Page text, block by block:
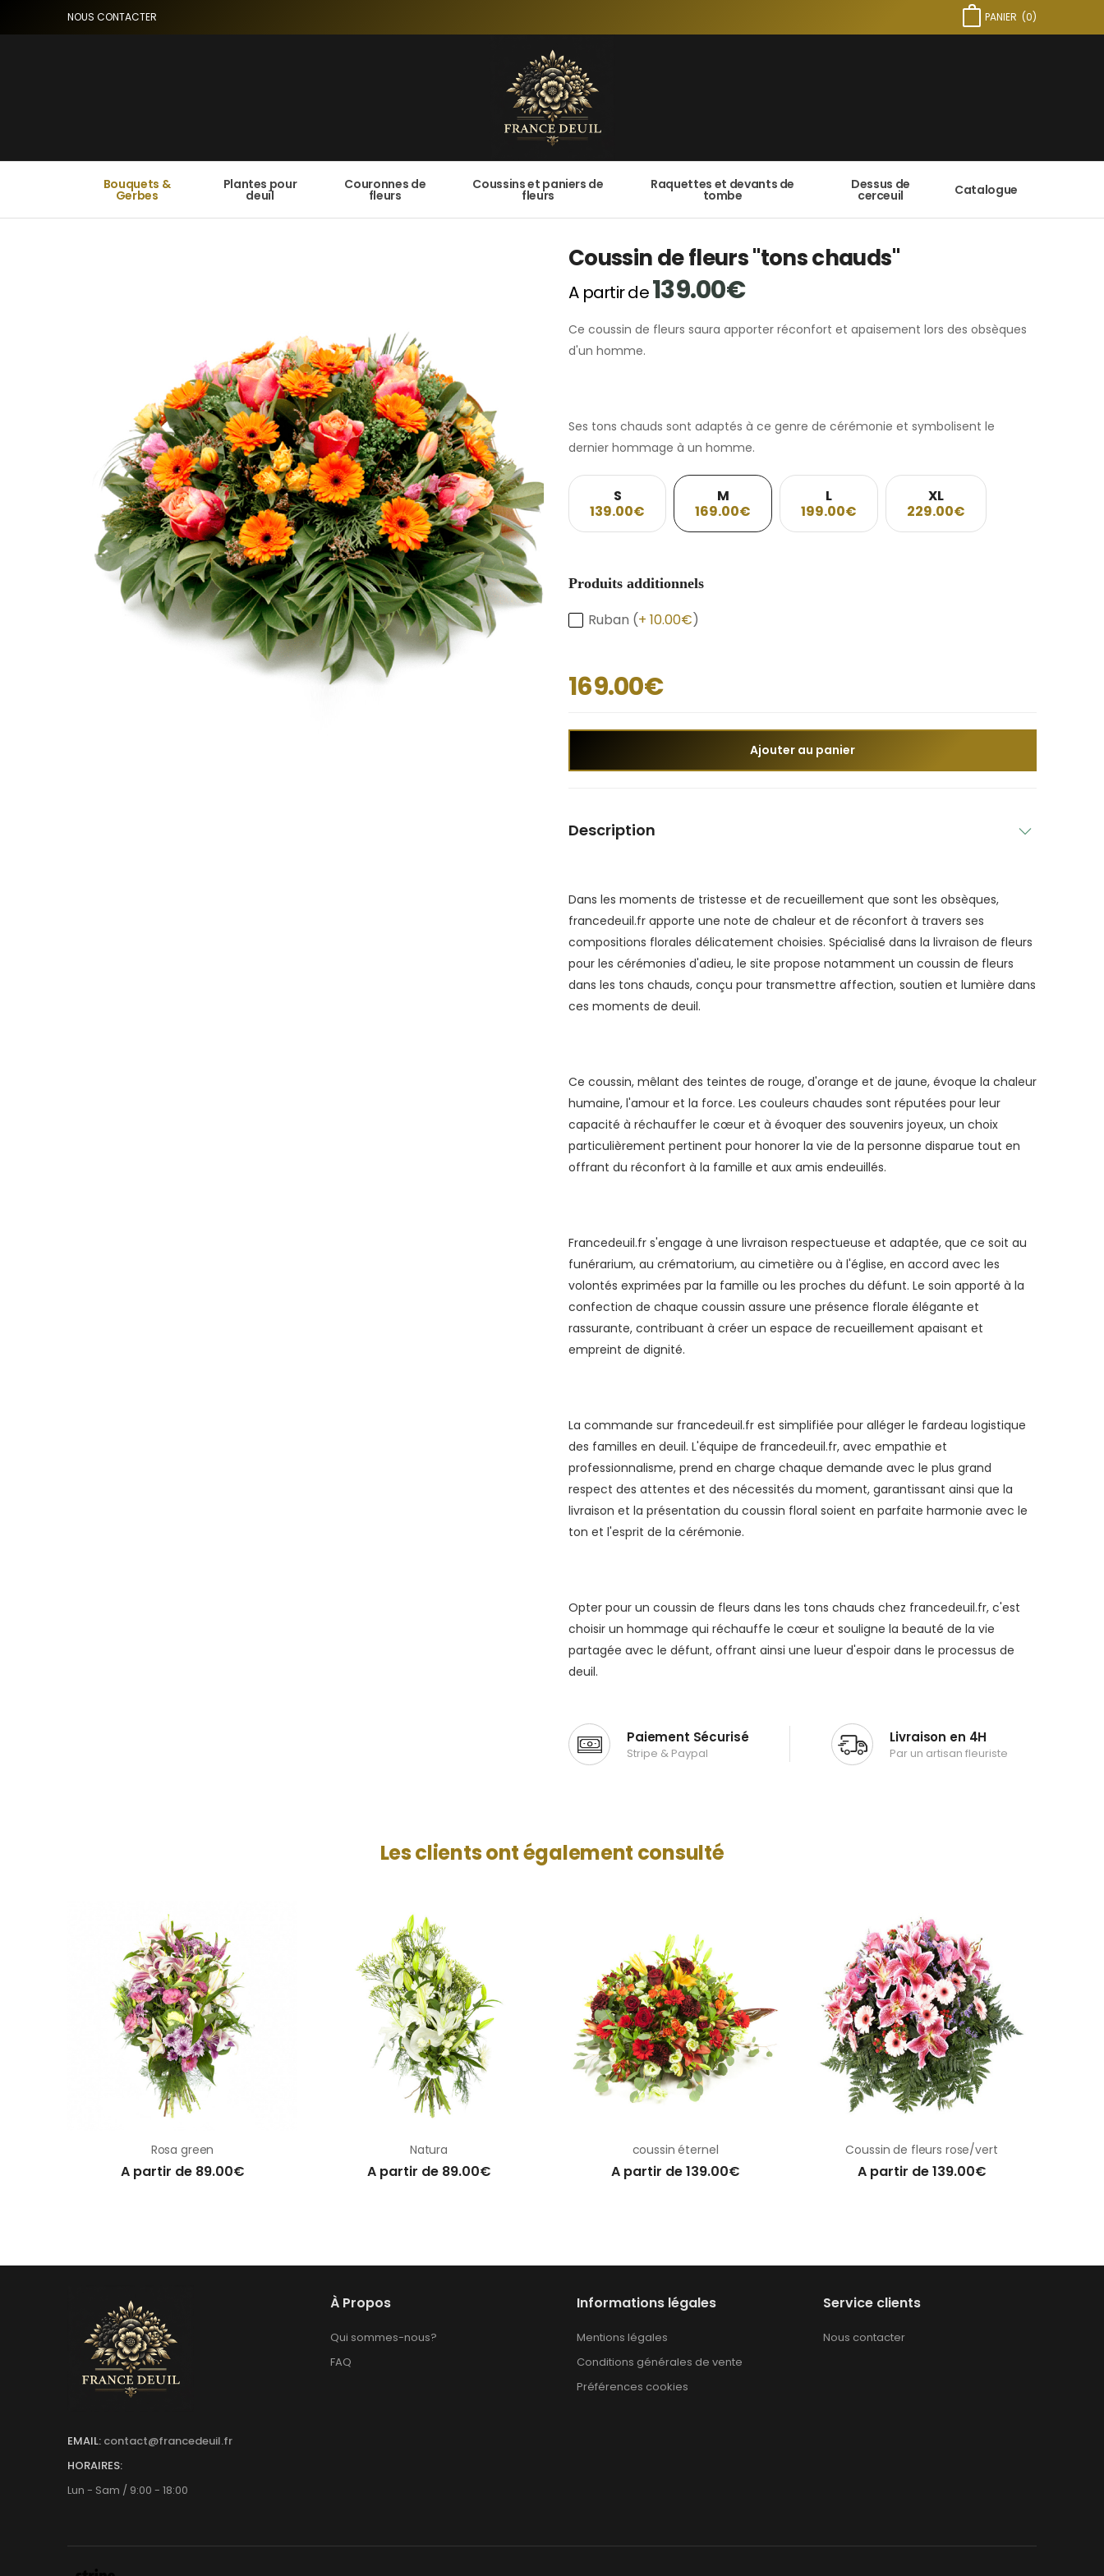
NOUS CONTACTER PANIER (0)
Bouquets &
Gerbes
Plantes pour
deuil
Couronnes de
fleurs
Coussins et paniers de
fleurs
Raquettes et devants de
tombe
Dessus de
cerceuil Catalogue
Coussin de fleurs "tons chauds"
A partir de139.00€
Ce coussin de fleurs saura apporter réconfort et apaisement lors des obsèques
d'un homme.
Ses tons chauds sont adaptés à ce genre de cérémonie et symbolisent le
dernier hommage à un homme.
S
139.00€
M
169.00€
L
199.00€
XL
229.00€
Produits additionnels
Ruban (+ 10.00€)
169.00€
Ajouter au panier
Description
Dans les moments de tristesse et de recueillement que sont les obsèques,
francedeuil.fr apporte une note de chaleur et de réconfort à travers ses
compositions florales délicatement choisies. Spécialisé dans la livraison de fleurs
pour les cérémonies d'adieu, le site propose notamment un coussin de fleurs
dans les tons chauds, conçu pour transmettre affection, soutien et lumière dans
ces moments de deuil.
Ce coussin, mêlant des teintes de rouge, d'orange et de jaune, évoque la chaleur
humaine, l'amour et la force. Les couleurs chaudes sont réputées pour leur
capacité à réchauffer le cœur et à évoquer des souvenirs joyeux, un choix
particulièrement pertinent pour honorer la vie de la personne disparue tout en
offrant du réconfort à la famille et aux amis endeuillés.
Francedeuil.fr s'engage à une livraison respectueuse et adaptée, que ce soit au
funérarium, au crématorium, au cimetière ou à l'église, en accord avec les
volontés exprimées par la famille ou les proches du défunt. Le soin apporté à la
confection de chaque coussin assure une présence florale élégante et
rassurante, contribuant à créer un espace de recueillement apaisant et
empreint de dignité.
La commande sur francedeuil.fr est simplifiée pour alléger le fardeau logistique
des familles en deuil. L'équipe de francedeuil.fr, avec empathie et
professionnalisme, prend en charge chaque demande avec le plus grand
respect des attentes et des nécessités du moment, garantissant ainsi que la
livraison et la présentation du coussin floral soient en parfaite harmonie avec le
ton et l'esprit de la cérémonie.
Opter pour un coussin de fleurs dans les tons chauds chez francedeuil.fr, c'est
choisir un hommage qui réchauffe le cœur et souligne la beauté de la vie
partagée avec le défunt, offrant ainsi une lueur d'espoir dans le processus de
deuil.
Paiement Sécurisé
Stripe & Paypal
Livraison en 4H
Par un artisan fleuriste
Les clients ont également consulté
Rosa green
A partir de 89.00€
Natura
A partir de 89.00€
coussin éternel
A partir de 139.00€
Coussin de fleurs rose/vert
A partir de 139.00€
EMAIL: contact@francedeuil.fr
HORAIRES:
Lun - Sam / 9:00 - 18:00
À Propos
Qui sommes-nous?
FAQ
Informations légales
Mentions légales
Conditions générales de vente
Préférences cookies
Service clients
Nous contacter